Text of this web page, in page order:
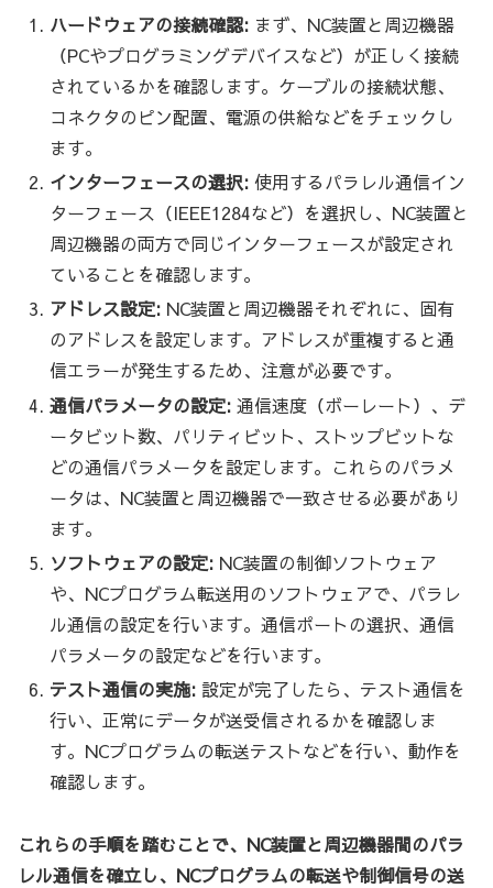
ハードウェアの接続確認: まず、NC装置と周辺機器
（PCやプログラミングデバイスなど）が正しく接続
されているかを確認します。ケーブルの接続状態、
コネクタのピン配置、電源の供給などをチェックし
ます。
インターフェースの選択: 使用するパラレル通信イン
ターフェース（IEEE1284など）を選択し、NC装置と
周辺機器の両方で同じインターフェースが設定され
ていることを確認します。
アドレス設定: NC装置と周辺機器それぞれに、固有
のアドレスを設定します。アドレスが重複すると通
信エラーが発生するため、注意が必要です。
通信パラメータの設定: 通信速度（ボーレート）、デ
ータビット数、パリティビット、ストップビットな
どの通信パラメータを設定します。これらのパラメ
ータは、NC装置と周辺機器で一致させる必要があり
ます。
ソフトウェアの設定: NC装置の制御ソフトウェア
や、NCプログラム転送用のソフトウェアで、パラレ
ル通信の設定を行います。通信ポートの選択、通信
パラメータの設定などを行います。
テスト通信の実施: 設定が完了したら、テスト通信を
行い、正常にデータが送受信されるかを確認しま
す。NCプログラムの転送テストなどを行い、動作を
確認します。
これらの手順を踏むことで、NC装置と周辺機器間のパラ
レル通信を確立し、NCプログラムの転送や制御信号の送